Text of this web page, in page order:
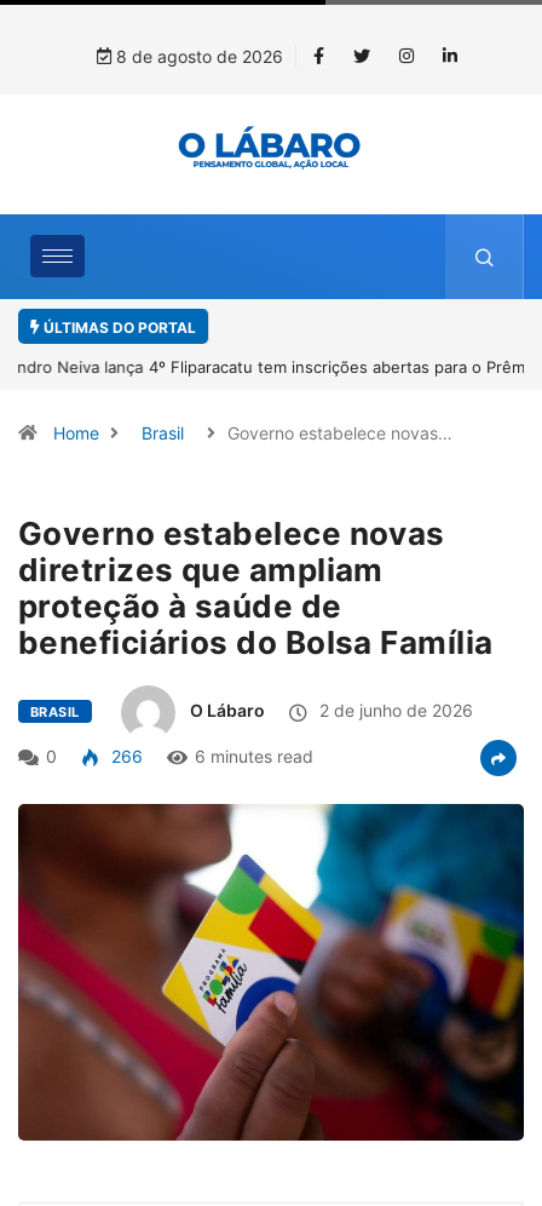
8 de agosto de 2026
ÚLTIMAS DO PORTAL
4º Fliparacatu tem inscrições abertas para o Prêmio de Redação e
Home Brasil Governo estabelece novas…
Governo estabelece novas
diretrizes que ampliam
proteção à saúde de
beneficiários do Bolsa Família
BRASIL O Lábaro 2 de junho de 2026
0 266 6 minutes read